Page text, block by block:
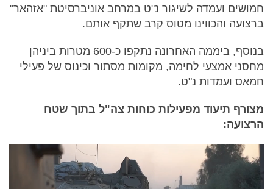
חמושים ועמדה לשיגור נ"ט במרחב אוניברסיטת "אזהאר"
ברצועה והכווינו מטוס קרב שתקף אותם.
בנוסף, ביממה האחרונה נתקפו כ-600 מטרות ביניהן
מחסני אמצעי לחימה, מקומות מסתור וכינוס של פעילי
חמאס ועמדות נ"ט.
מצורף תיעוד מפעילות כוחות צה"ל בתוך שטח
הרצועה: